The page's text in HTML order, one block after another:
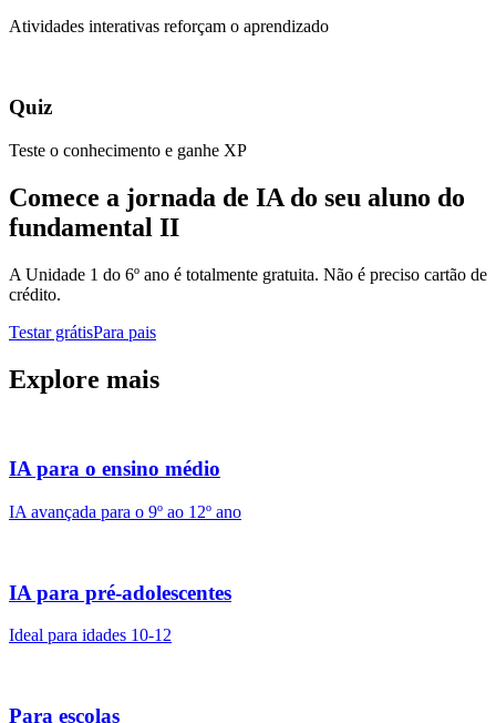
Atividades interativas reforçam o aprendizado
Quiz
Teste o conhecimento e ganhe XP
Comece a jornada de IA do seu aluno do
fundamental II
A Unidade 1 do 6º ano é totalmente gratuita. Não é preciso cartão de
crédito.
Testar grátisPara pais
Explore mais
IA para o ensino médio
IA avançada para o 9º ao 12º ano
IA para pré-adolescentes
Ideal para idades 10-12
Para escolas